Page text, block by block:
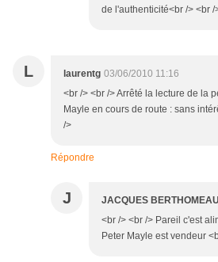
de l'authenticité<br /> <br /
L laurentg 03/06/2010 11:16
<br /> <br /> Arrêté la lecture de la
Mayle en cours de route : sans
/>
Répondre
J JACQUES BERTHOMEAU
<br /> <br /> Pareil c'est
Peter Mayle est vendeur